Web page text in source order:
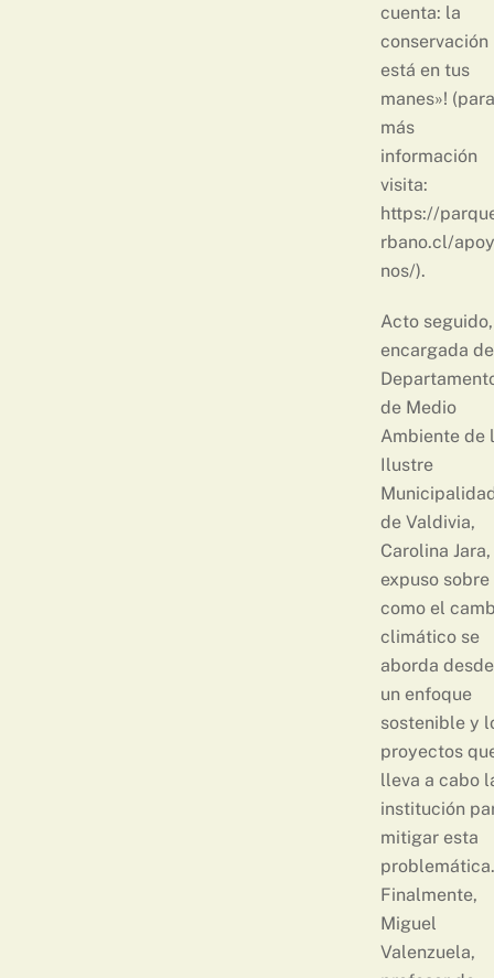
cuenta: la
conservación
está en tus
manes»! (para
más
información
visita:
https://
rbano.cl/
nos/).
Acto
encargada
de Medio
Ambiente de
Ilustre
de Valdivia,
Carolina Jara,
expuso sobre
como el
climático se
aborda desde
un enfoque
sostenible y
proyectos
lleva a cabo
institución
mitigar esta
problemática.
Finalmente,
Miguel
Valenzuela,